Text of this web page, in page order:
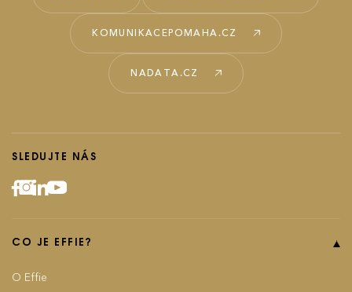
KOMUNIKACEPOMAHA.CZ
NADATA.CZ
SLEDUJTE NÁS
CO JE EFFIE?
O Effie